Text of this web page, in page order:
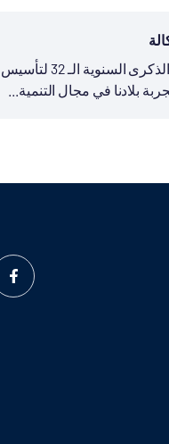
نشر رئيس تيكا التركية السيد